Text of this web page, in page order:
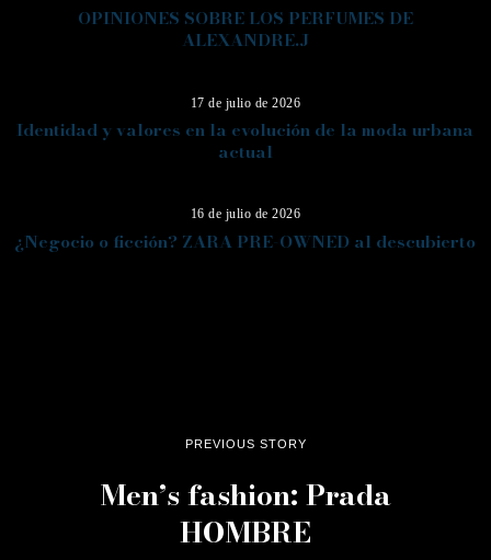
OPINIONES SOBRE LOS PERFUMES DE
ALEXANDRE.J
17 de julio de 2026
Identidad y valores en la evolución de la moda urbana
actual
16 de julio de 2026
¿Negocio o ficción? ZARA PRE-OWNED al descubierto
PREVIOUS STORY
Men’s fashion: Prada
HOMBRE